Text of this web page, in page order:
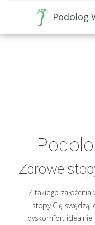
Podolog
Zdrowe
Z takiego założenia
stopy Cię swędzą,
dyskomfort idealnie